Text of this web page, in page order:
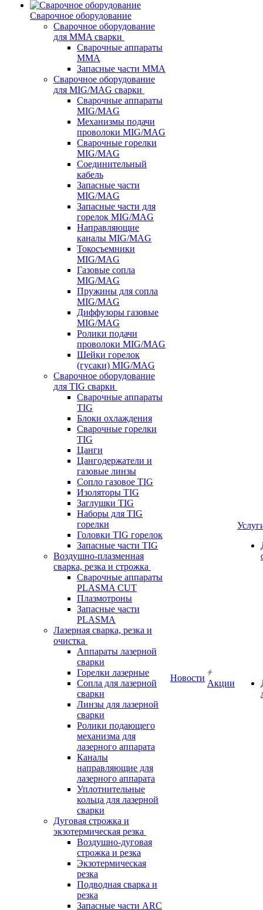
Сварочное оборудование
Сварочное оборудование
для MMA сварки
Сварочные аппараты
MMA
Запасные части MMA
Сварочное оборудование
для MIG/MAG сварки
Сварочные аппараты
MIG/MAG
Механизмы подачи
проволоки MIG/MAG
Сварочные горелки
MIG/MAG
Соединительный
кабель
Запасные части
MIG/MAG
Запасные части для
горелок MIG/MAG
Направляющие
каналы MIG/MAG
Токосъемники
MIG/MAG
Газовые сопла
MIG/MAG
Пружины для сопла
MIG/MAG
Диффузоры газовые
MIG/MAG
Ролики подачи
проволоки MIG/MAG
Шейки горелок
(гусаки) MIG/MAG
Сварочное оборудование
для TIG сварки
Сварочные аппараты
TIG
Блоки охлаждения
Сварочные горелки
TIG
Цанги
Цангодержатели и
газовые линзы
Сопло газовое TIG
Изоляторы TIG
Заглушки TIG
Наборы для TIG
горелки
Головки TIG горелок
Запасные части TIG
Воздушно-плазменная
сварка, резка и строжка
Сварочные аппараты
PLASMA CUT
Плазмотроны
Запасные части
PLASMA
Лазерная сварка, резка и
очистка
Аппараты лазерной
сварки
Горелки лазерные
Сопла для лазерной
сварки
Линзы для лазерной
сварки
Ролики подающего
механизма для
лазерного аппарата
Каналы
направляющие для
лазерного аппарата
Уплотнительные
кольца для лазерной
сварки
Дуговая строжка и
экзотермическая резка
Воздушно-дуговая
строжка и резка
Экзотермическая
резка
Подводная сварка и
резка
Запасные части ARC
Новости
Акции